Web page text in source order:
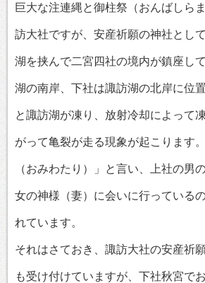
巨大な注連縄と御柱祭（おんばしら
訪大社ですが、安産祈願の神社とし
湖を挟んで二宮四社の境内が鎮座し
湖の南岸、下社は諏訪湖の北岸に位
と諏訪湖が凍り、放射冷却によって
がって亀裂が走る現象が起こります
（おみわたり）」と言い、上社の男
女の神様（妻）に会いに行っている
れています。
それはさておき、諏訪大社の安産祈
も受け付けていますが、下社秋宮で